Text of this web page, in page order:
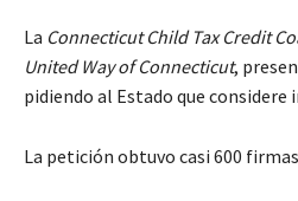
La Connecticut Child Tax Credit
United Way of Connecticut,
pidiendo al Estado que
La petición obtuvo casi 600